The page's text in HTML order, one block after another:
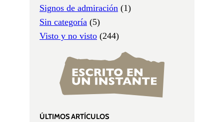
Signos de admiración (1)
Sin categoría (5)
Visto y no visto (244)
ÚLTIMOS ARTÍCULOS